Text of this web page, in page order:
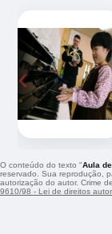
‹
O conteúdo do texto "Aula
reservado. Sua reprodução,
autorização do autor. Crime
9610/98 - Lei de direitos